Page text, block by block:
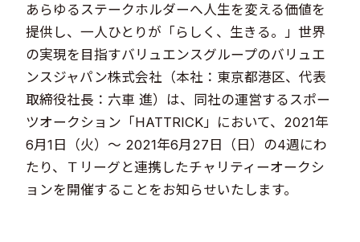
あらゆるステークホルダーへ人生を変える価値を
提供し、一人ひとりが「らしく、生きる。」世界
の実現を目指すバリュエンスグループのバリュエ
ンスジャパン株式会社（本社：東京都港区、代表
取締役社長：六車 進）は、同社の運営するスポー
ツオークション「HATTRICK」において、2021年
6月1日（火）～ 2021年6月27日（日）の4週にわ
たり、Ｔリーグと連携したチャリティーオークシ
ョンを開催することをお知らせいたします。